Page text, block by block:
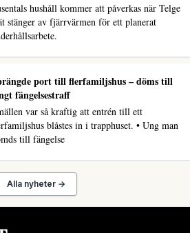
hushåll kommer att påverkas när Telge
stänger av fjärrvärmen för ett planerat
port till flerfamiljshus – döms till
fängelsestraff
var så kraftig att entrén till ett
blåstes in i trapphuset. • Ung man
till fängelse
Alla nyheter →